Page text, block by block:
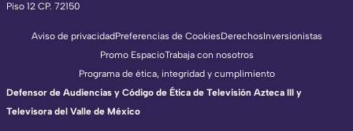
Piso 12 CP. 72150
Aviso de privacidadPreferencias de CookiesDerechosInversionistas
Promo EspacioTrabaja con nosotros
Programa de ética, integridad y cumplimiento
Defensor de Audiencias y Código de Ética de Televisión Azteca III y
Televisora del Valle de México